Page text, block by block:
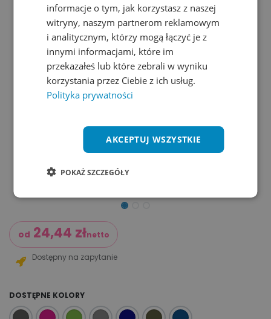
od 24,44 złnetto
Dostępny na zapytanie
DOSTĘPNE KOLORY
informacje o tym, jak korzystasz z naszej
witryny, naszym partnerom reklamowym
i analitycznym, którzy mogą łączyć je z
innymi informacjami, które im
przekazałeś lub które zebrali w wyniku
korzystania przez Ciebie z ich usług.
Polityka prywatności
AKCEPTUJ WSZYSTKIE
POKAŻ SZCZEGÓŁY